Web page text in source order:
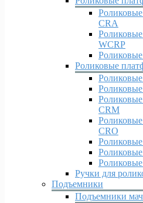
CRA
WCRP
Роликовые
CRM
CRO
Ручки для
Подъемники
Подъемники